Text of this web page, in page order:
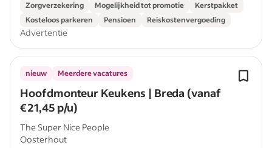
Zorgverzekering Mogelijkheid tot promotie
Kerstpakket
Kosteloos parkeren
Pensioen Reiskostenvergoeding
Advertentie
Hoofdmonteur Keukens | Breda (vanaf
€21,45 p/u)
nieuw Meerdere vacatures
The Super Nice People
Oosterhout